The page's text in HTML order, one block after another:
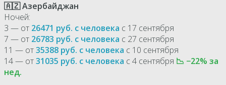
🇦🇿 Азербайджан
Ночей:
3 — от 26471 руб. с человека с 17 сентября
7 — от 26783 руб. с человека с 27 сентября
11 — от35388 руб. с человека с 10 сентября
14 — от31035 руб. с человека с 4 сентября 📉 −22% за
нед.